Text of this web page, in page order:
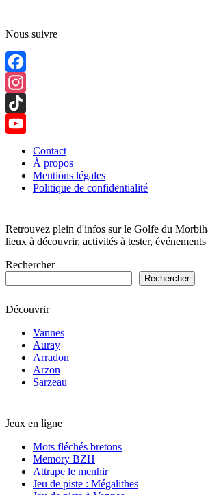
Nous suivre
Facebook
Instagram
TikTok
YouTube
Channel
Contact
À propos
Mentions légales
Politique de confidentialité
Retrouvez plein d'infos sur le Golfe du
lieux à découvrir, activités à tester,
Rechercher
Rechercher
Découvrir
Vannes
Auray
Arradon
Arzon
Sarzeau
Jeux en ligne
Mots fléchés bretons
Memory BZH
Attrape le menhir
Jeu de piste : Mégalithes